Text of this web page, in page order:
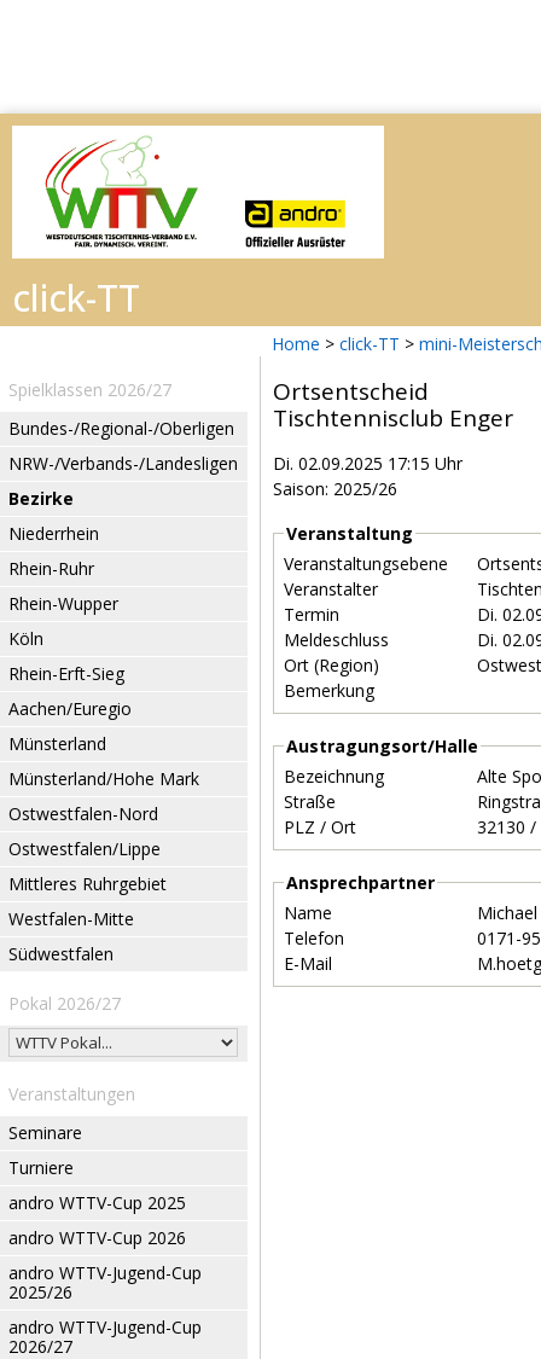
Home > click-TT > mini-
Spielklassen 2026/27
Bundes-/Regional-/Oberligen
NRW-/Verbands-/Landesligen
Bezirke
Niederrhein
Rhein-Ruhr
Rhein-Wupper
Köln
Rhein-Erft-Sieg
Aachen/Euregio
Münsterland
Münsterland/Hohe Mark
Ostwestfalen-Nord
Ostwestfalen/Lippe
Mittleres Ruhrgebiet
Westfalen-Mitte
Südwestfalen
Pokal 2026/27
Veranstaltungen
Seminare
Turniere
andro WTTV-Cup 2025
andro WTTV-Cup 2026
andro WTTV-Jugend-Cup
2025/26
andro WTTV-Jugend-Cup
2026/27
Ortsentscheid
Tischtennisclub Enger
Di. 02.09.2025 17:15 Uhr
Saison: 2025/26
Veranstaltung
Veranstaltungsebene
Veranstalter
Termin
Di.
Meldeschluss
Di.
Ort (Region)
Bemerkung
Austragungsort/Halle
Bezeichnung
Alte
Straße
PLZ / Ort
Ansprechpartner
Name
Telefon
0171-
E-Mail